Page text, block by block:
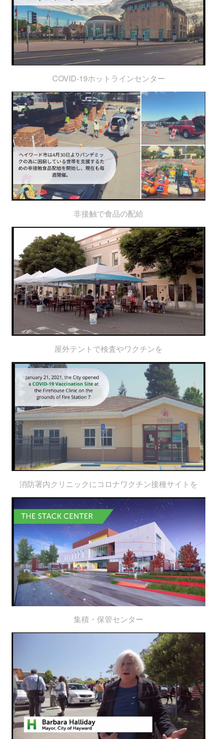
COVID-19ホットラインセンター
非接触で食品の配給
屋外テントで検査やワクチンを
消防署内クリニックにコロナワクチン接種サイトを
集積・保管センター